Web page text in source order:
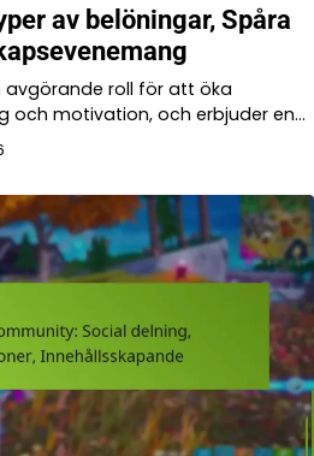
av belöningar, Spåra
avgörande roll för att öka
och motivation, och erbjuder en…